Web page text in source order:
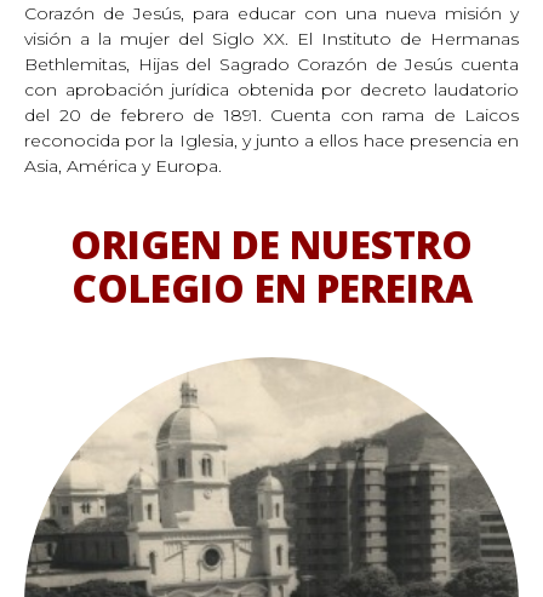
Corazón de Jesús, para educar con una nueva misión y
visión a la mujer del Siglo XX. El Instituto de Hermanas
Bethlemitas, Hijas del Sagrado Corazón de Jesús cuenta
con aprobación jurídica obtenida por decreto laudatorio
del 20 de febrero de 1891. Cuenta con rama de Laicos
reconocida por la Iglesia, y junto a ellos hace presencia en
Asia, América y Europa.
ORIGEN DE NUESTRO
COLEGIO EN PEREIRA